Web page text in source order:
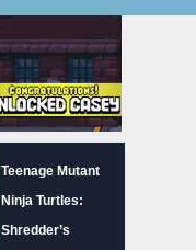
Teenage Mutant
Ninja Turtles:
Shredder’s